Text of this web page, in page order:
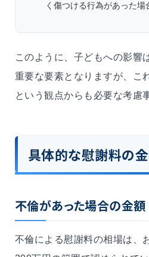
く傷つける行為があった場
このように、子どもへの影響
重要な要素となりますが、こ
という観点からも必要な考慮
具体的な慰謝料の
不倫があった場合の金額
不倫による慰謝料の相場は、